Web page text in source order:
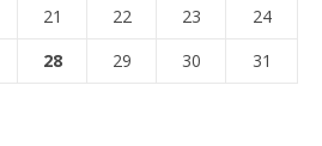
21 22 23
24
28 29 30 31